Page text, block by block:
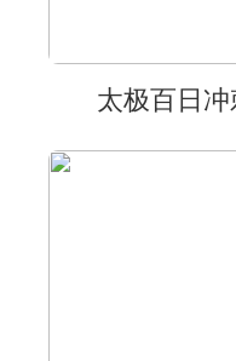
太极百日